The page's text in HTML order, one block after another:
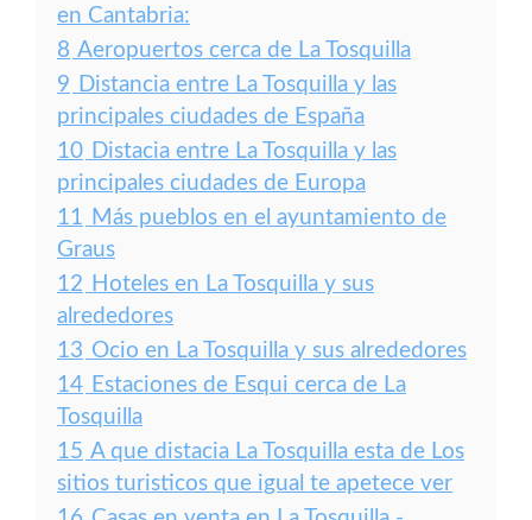
en Cantabria:
8 Aeropuertos cerca de La Tosquilla
9 Distancia entre La Tosquilla y las
principales ciudades de España
10 Distacia entre La Tosquilla y las
principales ciudades de Europa
11 Más pueblos en el ayuntamiento de
Graus
12 Hoteles en La Tosquilla y sus
alrededores
13 Ocio en La Tosquilla y sus alrededores
14 Estaciones de Esqui cerca de La
Tosquilla
15 A que distacia La Tosquilla esta de Los
sitios turisticos que igual te apetece ver